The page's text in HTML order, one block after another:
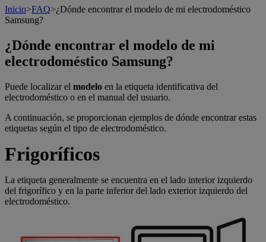
Inicio>FAQ>¿Dónde encontrar el modelo de mi electrodoméstico
Samsung?
¿Dónde encontrar el modelo de mi
electrodoméstico Samsung?
Puede localizar el modelo en la etiqueta identificativa del
electrodoméstico o en el manual del usuario.
A continuación, se proporcionan ejemplos de dónde encontrar estas
etiquetas según el tipo de electrodoméstico.
Frigoríficos
La etiqueta generalmente se encuentra en el lado interior izquierdo
del frigorífico y en la parte inferior del lado exterior izquierdo del
electrodoméstico.